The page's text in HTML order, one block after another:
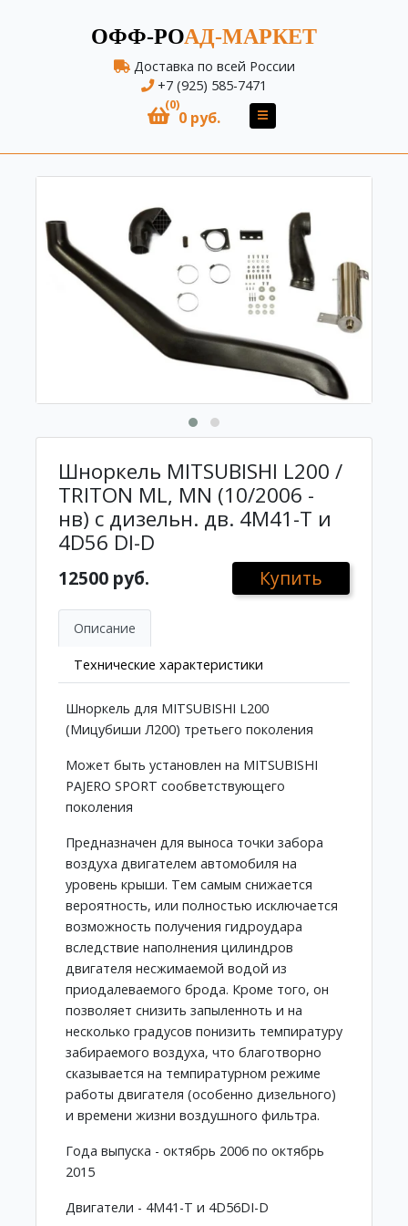
ОФФ-РОАД-МАРКЕТ
Доставка по всей России
+7 (925) 585-7471
(0)
0 руб.
Шноркель MITSUBISHI L200 /
TRITON ML, MN (10/2006 -
нв) с дизельн. дв. 4M41-T и
4D56 DI-D
12500 руб. Купить
Описание
Технические характеристики
Шноркель для MITSUBISHI L200
(Мицубиши Л200) третьего поколения
Может быть установлен на MITSUBISHI
PAJERO SPORT сообветствующего
поколения
Предназначен для выноса точки забора
воздуха двигателем автомобиля на
уровень крыши. Тем самым снижается
вероятность, или полностью исключается
возможность получения гидроудара
вследствие наполнения цилиндров
двигателя несжимаемой водой из
приодалеваемого брода. Кроме того, он
позволяет снизить запыленноть и на
несколько градусов понизить темпиратуру
забираемого воздуха, что благотворно
сказывается на темпиратурном режиме
работы двигателя (особенно дизельного)
и времени жизни воздушного фильтра.
Года выпуска - октябрь 2006 по октябрь
2015
Двигатели - 4M41-T и 4D56DI-D